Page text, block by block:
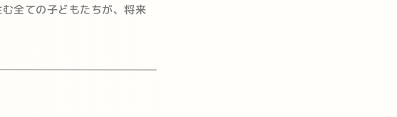
全ての子どもたちが、将来